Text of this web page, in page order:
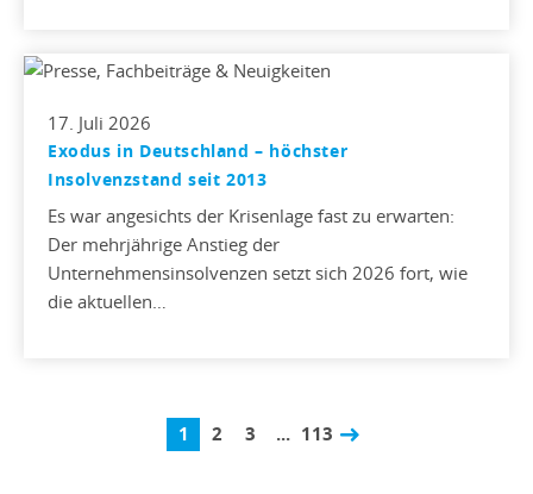
17. Juli 2026
Exodus in Deutschland – höchster
Insolvenzstand seit 2013
Es war angesichts der Krisenlage fast zu erwarten:
Der mehrjährige Anstieg der
Unternehmensinsolvenzen setzt sich 2026 fort, wie
die aktuellen…
1 2 3 ... 113